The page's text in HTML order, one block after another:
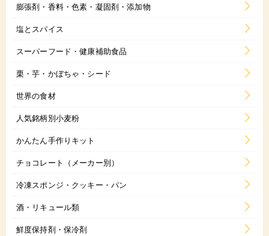
膨張剤・香料・色素・凝固剤・添加物
塩とスパイス
スーパーフード・健康補助食品
栗・芋・かぼちゃ・シード
世界の食材
人気銘柄別小麦粉
かんたん手作りキット
チョコレート（メーカー別）
冷凍スポンジ・クッキー・パン
酒・リキュール類
鮮度保持剤・保冷剤